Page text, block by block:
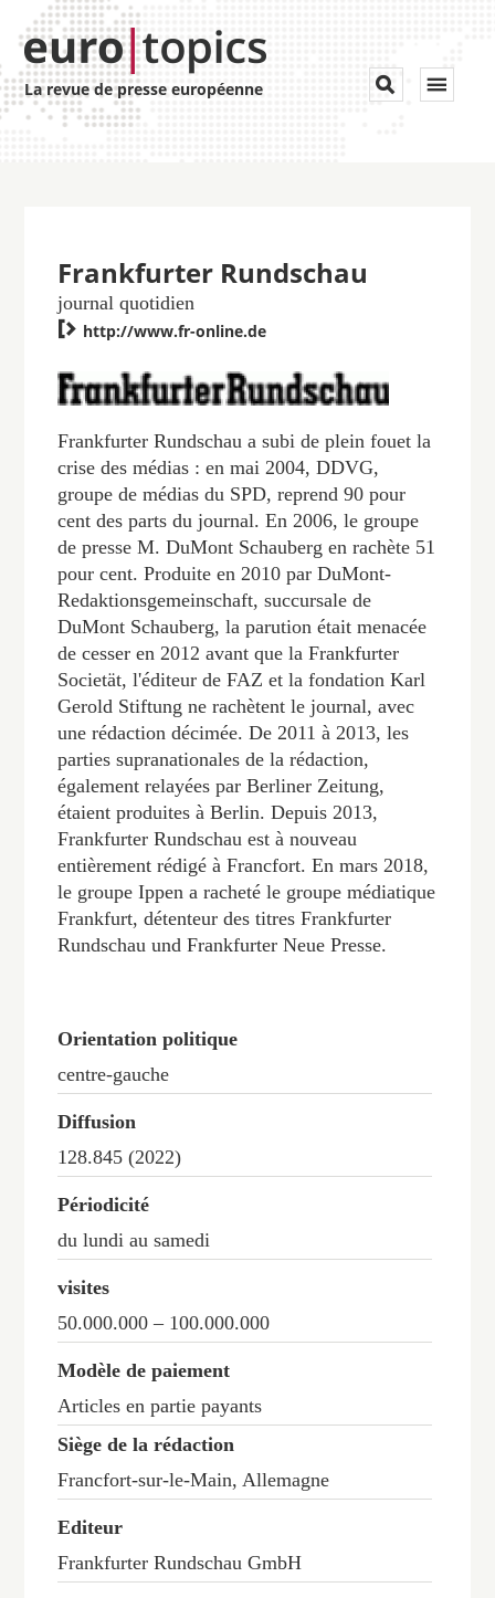
La revue de presse européenne Toggle


Frankfurter Rundschau
journal quotidien
 http://www.fr-online.de
Frankfurter Rundschau a subi de plein fouet la
crise des médias : en mai 2004, DDVG,
groupe de médias du SPD, reprend 90 pour
cent des parts du journal. En 2006, le groupe
de presse M. DuMont Schauberg en rachète 51
pour cent. Produite en 2010 par DuMont-
Redaktionsgemeinschaft, succursale de
DuMont Schauberg, la parution était menacée
de cesser en 2012 avant que la Frankfurter
Societät, l'éditeur de FAZ et la fondation Karl
Gerold Stiftung ne rachètent le journal, avec
une rédaction décimée. De 2011 à 2013, les
parties supranationales de la rédaction,
également relayées par Berliner Zeitung,
étaient produites à Berlin. Depuis 2013,
Frankfurter Rundschau est à nouveau
entièrement rédigé à Francfort. En mars 2018,
le groupe Ippen a racheté le groupe médiatique
Frankfurt, détenteur des titres Frankfurter
Rundschau und Frankfurter Neue Presse.
Orientation politique
centre-gauche
Diffusion
128.845 (2022)
Périodicité
du lundi au samedi
visites
50.000.000 – 100.000.000
Modèle de paiement
Articles en partie payants
Siège de la rédaction
Francfort-sur-le-Main, Allemagne
Editeur
Frankfurter Rundschau GmbH